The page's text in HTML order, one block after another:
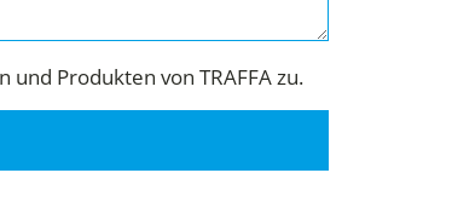
Produkten von TRAFFA zu.